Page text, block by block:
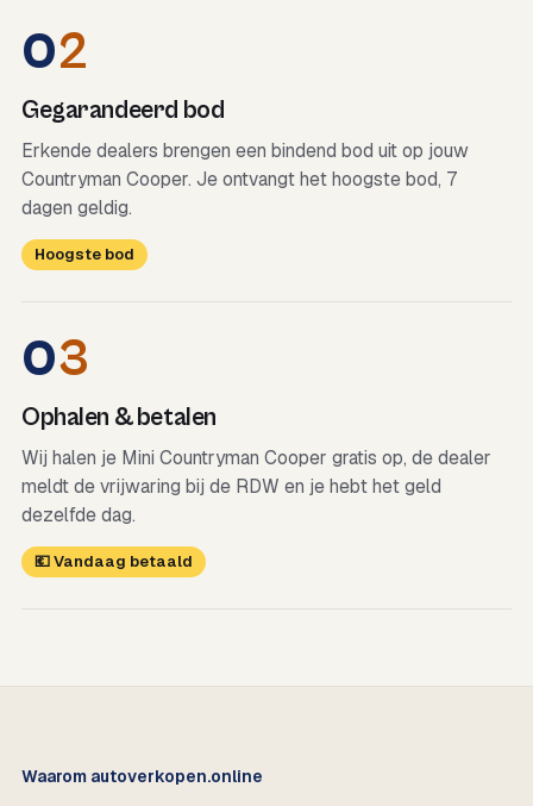
02
Gegarandeerd bod
Erkende dealers brengen een bindend bod uit op jouw
Countryman Cooper. Je ontvangt het hoogste bod, 7
dagen geldig.
Hoogste bod
03
Ophalen & betalen
Wij halen je Mini Countryman Cooper gratis op, de dealer
meldt de vrijwaring bij de RDW en je hebt het geld
dezelfde dag.
💶 Vandaag betaald
Waarom autoverkopen.online